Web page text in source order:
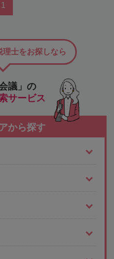
1
議」の
サービス
士をお探しなら
から探す